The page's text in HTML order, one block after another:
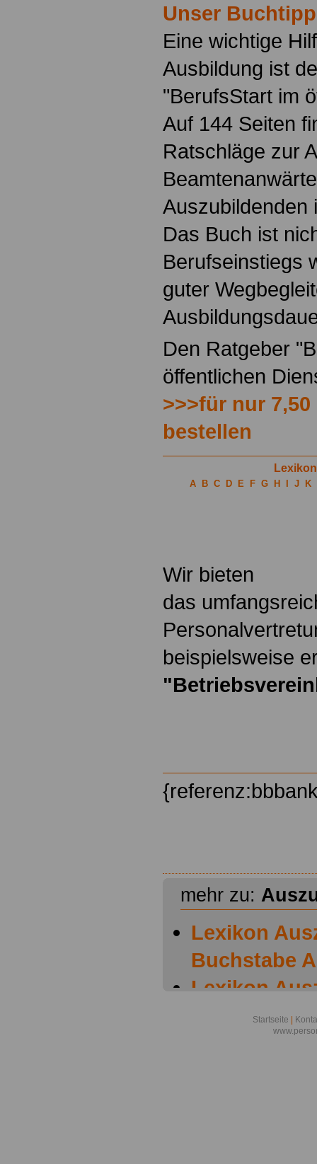
Unser Buchtipp
Eine wichtige
Ausbildung ist
"BerufsStart im
Auf 144 Seiten
Ratschläge zur
Auszubildenden
Das Buch ist
Berufseinstiegs
guter
Den Ratgeber
öffentlichen
>>>für nur
bestellen
A B C D E F G H J K
Wir bieten
das
beispielsweise
mehr zu:
Lexikon
Buchstabe A
Lexikon
Buchstabe B
Lexikon
Startseite